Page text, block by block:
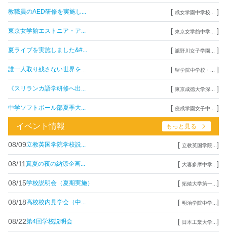
教職員のAED研修を実施し... [ 成女学園中学校... ]
東京女学館エストニア・ア... [ 東京女学館中学... ]
夏ライブを実施しました&#... [ 瀧野川女子学園... ]
誰一人取り残さない世界を... [ 聖学院中学校・... ]
《スリランカ語学研修へ出... [ 東京成徳大学深... ]
中学ソフトボール部夏季大... [ 佼成学園女子中... ]
イベント情報 もっと見る
08/09立教英国学院学校説... [ 立教英国学院... ]
08/11 真夏の夜の納涼企画... [ 大妻多摩中学... ]
08/15学校説明会（夏期実施） [ 拓殖大学第一... ]
08/18高校校内見学会（中... [ 明治学院中学... ]
08/22第4回学校説明会 [ 日本工業大学... ]